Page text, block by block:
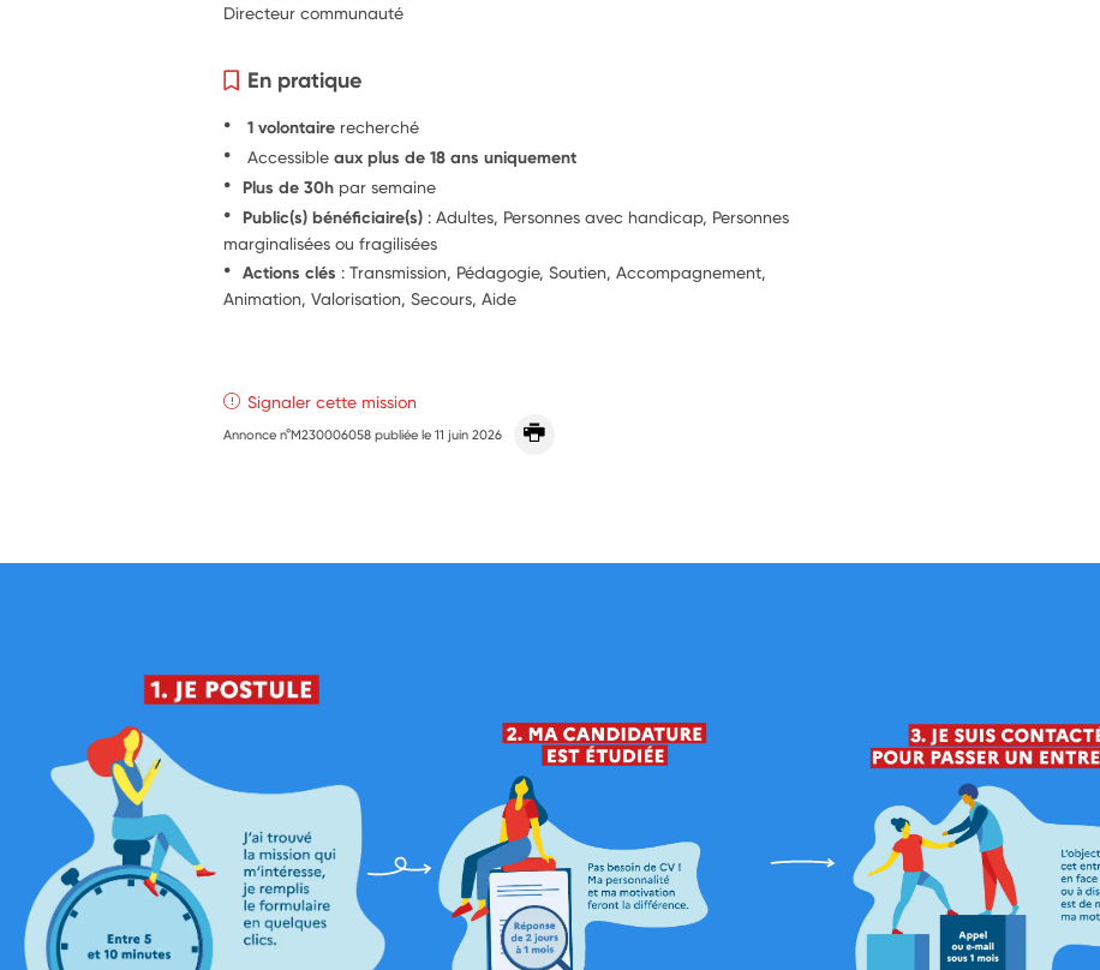
Directeur communauté
En pratique
1 volontaire recherché
Accessibleaux plus de 18 ans uniquement
Plus de 30h par semaine
Public(s) bénéficiaire(s) : Adultes, Personnes avec handicap, Personnes
marginalisées ou fragilisées
Actions clés : Transmission, Pédagogie, Soutien, Accompagnement,
Animation, Valorisation, Secours, Aide
Signaler cette mission
Annonce n°M230006058 publiée le11 juin 2026